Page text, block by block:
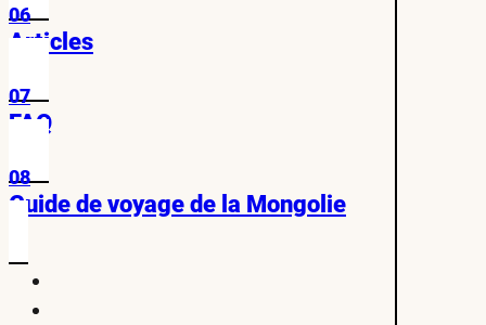
06
Articles
07
FAQ
08
Guide de voyage de la Mongolie